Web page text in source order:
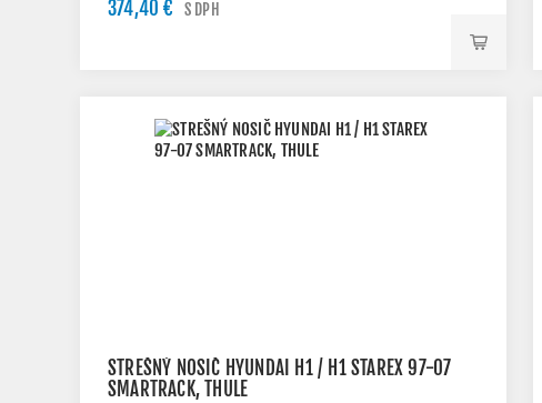
374,40 € S DPH
STREŠNÝ NOSIČ HYUNDAI H1 / H1 STAREX 97-07
SMARTRACK, THULE